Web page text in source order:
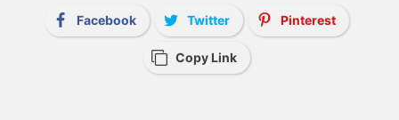
Facebook Twitter Pinterest
Copy Link